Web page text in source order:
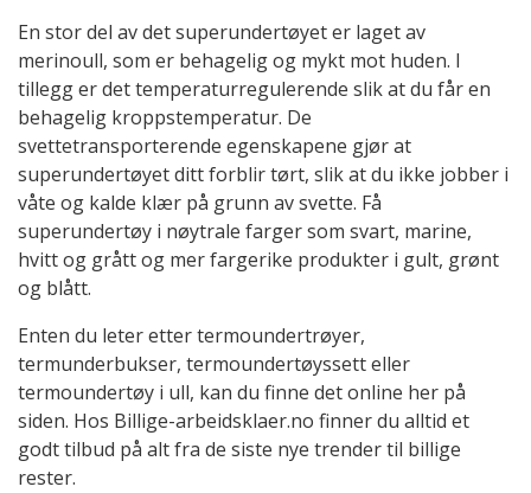
En stor del av det superundertøyet er laget av
merinoull, som er behagelig og mykt mot huden. I
tillegg er det temperaturregulerende slik at du får en
behagelig kroppstemperatur. De
svettetransporterende egenskapene gjør at
superundertøyet ditt forblir tørt, slik at du ikke jobber i
våte og kalde klær på grunn av svette. Få
superundertøy i nøytrale farger som svart, marine,
hvitt og grått og mer fargerike produkter i gult, grønt
og blått.
Enten du leter etter termoundertrøyer,
termunderbukser, termoundertøyssett eller
termoundertøy i ull, kan du finne det online her på
siden. Hos Billige-arbeidsklaer.no finner du alltid et
godt tilbud på alt fra de siste nye trender til billige
rester.